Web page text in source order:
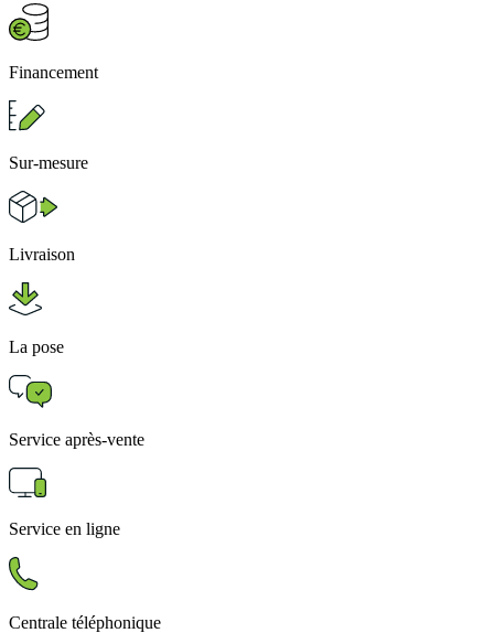
Financement
Sur-mesure
Livraison
La pose
Service après-vente
Service en ligne
Centrale téléphonique